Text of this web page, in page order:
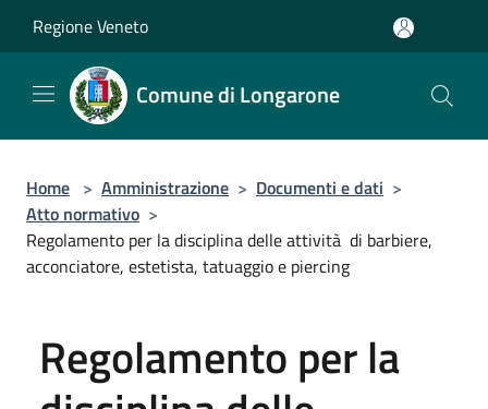
Regione Veneto
Comune di Longarone
Home > Amministrazione > Documenti e dati >
Atto normativo >
Regolamento per la disciplina delle attività di barbiere,
acconciatore, estetista, tatuaggio e piercing
Regolamento per la